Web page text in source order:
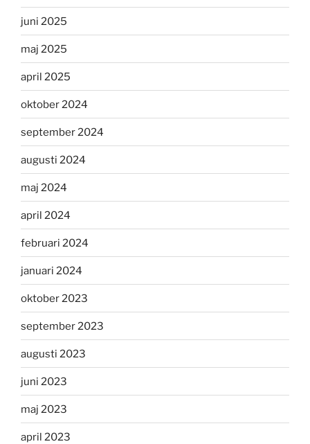
juni 2025
maj 2025
april 2025
oktober 2024
september 2024
augusti 2024
maj 2024
april 2024
februari 2024
januari 2024
oktober 2023
september 2023
augusti 2023
juni 2023
maj 2023
april 2023